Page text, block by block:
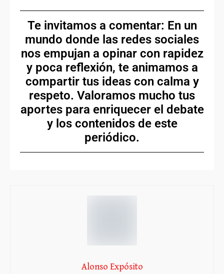
Te invitamos a comentar: En un
mundo donde las redes sociales
nos empujan a opinar con rapidez
y poca reflexión, te animamos a
compartir tus ideas con calma y
respeto. Valoramos mucho tus
aportes para enriquecer el debate
y los contenidos de este
periódico.
Alonso Expósito